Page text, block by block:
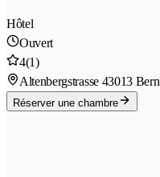
Hôtel
Ouvert
4(1)
Altenbergstrasse 43013 Bern
Réserver une chambre